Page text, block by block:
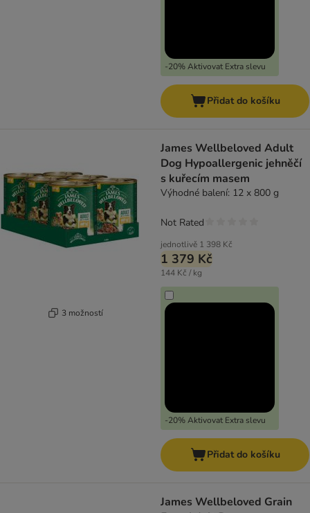
-20% Aktivovat Extra slevu
Přidat do košíku
3 možností
James Wellbeloved Adult
Dog Hypoallergenic jehněčí
s kuřecím masem
Výhodné balení: 12 x 800 g
jednotlivě 1 398 Kč
1 379 Kč
144 Kč / kg
-20% Aktivovat Extra slevu
Not Rated
Přidat do košíku
James Wellbeloved Grain